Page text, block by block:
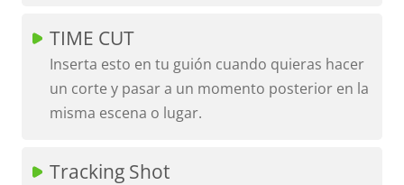
TIME CUT
Inserta esto en tu guión cuando quieras hacer
un corte y pasar a un momento posterior en la
misma escena o lugar.
Tracking Shot